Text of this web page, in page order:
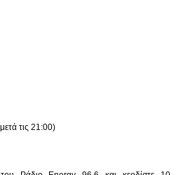
τις 21:00)